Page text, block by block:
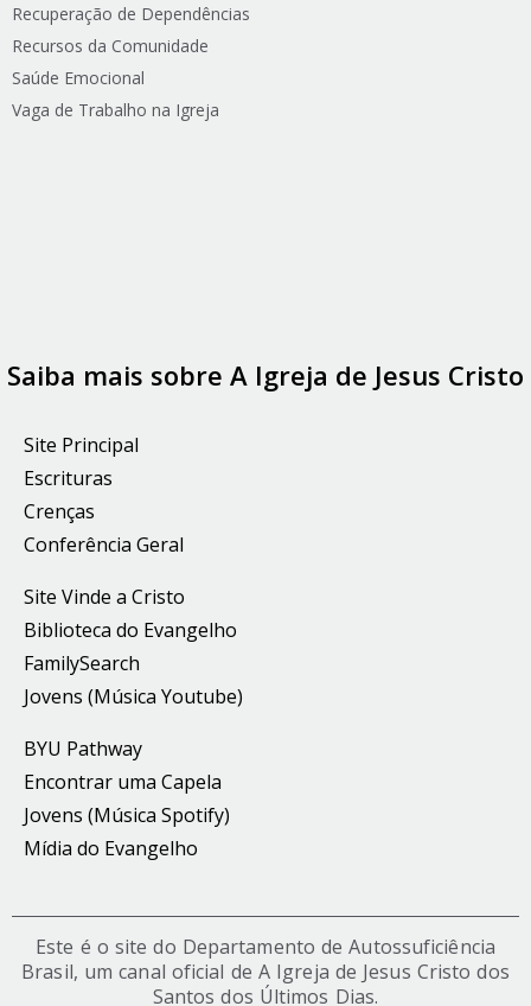
Recuperação de Dependências
Recursos da Comunidade
Saúde Emocional
Vaga de Trabalho na Igreja
Saiba mais sobre A Igreja de Jesus Cristo
Site Principal
Escrituras
Crenças
Conferência Geral
Site Vinde a Cristo
Biblioteca do Evangelho
FamilySearch
Jovens (Música Youtube)
BYU Pathway
Encontrar uma Capela
Jovens (Música Spotify)
Mídia do Evangelho
Este é o site do Departamento de Autossuficiência
Brasil, um canal oficial de A Igreja de Jesus Cristo dos
Santos dos Últimos Dias.